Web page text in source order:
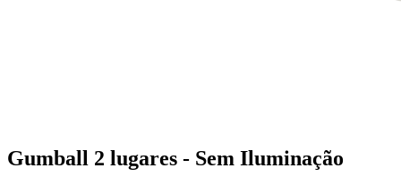
Gumball 2 lugares - Sem Iluminação